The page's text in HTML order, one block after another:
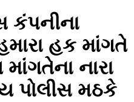
કંપનીના
હક માંગતે
નારા
પોલીસ મઠકે